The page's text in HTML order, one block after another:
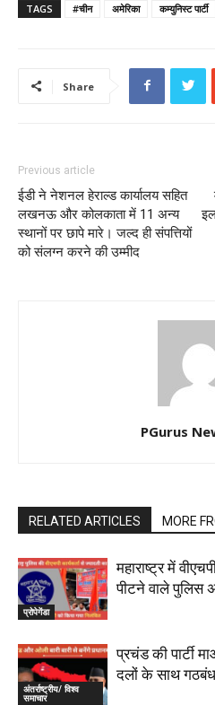
TAGS #चीन अमेरिका कम्युनिस्ट पार्टी
Share
Previous article
ईडी ने नेशनल हेराल्ड कार्यालय सहित
लखनऊ और कोलकाता में 11 अन्य
स्थानों पर छापे मारे। जल्द ही संपत्तियों
को संलग्न करने की उम्मीद
PGurus
RELATED ARTICLES MORE
प्रोपेगेंडा
महाराष्‍ट्र में
पीटने वाले पुलिस
अंतर्राष्ट्रीय/ विश्व
समाचार
प्रचंड की पार्टी
दलों के साथ